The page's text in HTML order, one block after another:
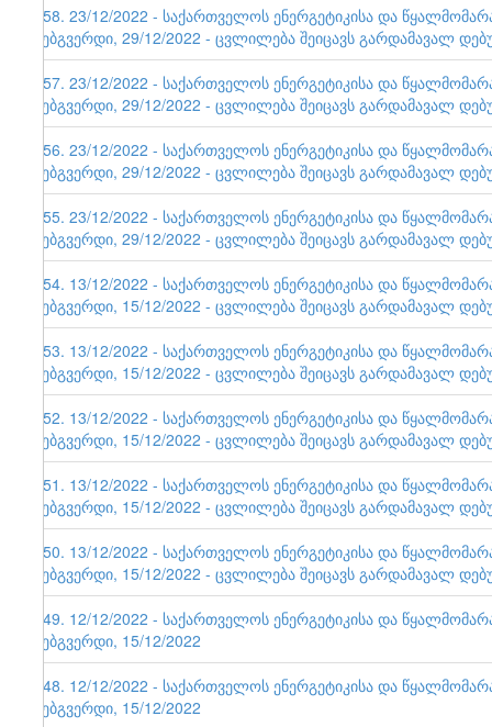
158. 23/12/2022 - საქართველოს ენერგეტიკისა და
ვებგვერდი, 29/12/2022 - ცვლილება შეიცავს გარდამავალ
157. 23/12/2022 - საქართველოს ენერგეტიკისა და
ვებგვერდი, 29/12/2022 - ცვლილება შეიცავს გარდამავალ
156. 23/12/2022 - საქართველოს ენერგეტიკისა და
ვებგვერდი, 29/12/2022 - ცვლილება შეიცავს გარდამავალ
155. 23/12/2022 - საქართველოს ენერგეტიკისა და
ვებგვერდი, 29/12/2022 - ცვლილება შეიცავს გარდამავალ
154. 13/12/2022 - საქართველოს ენერგეტიკისა და
ვებგვერდი, 15/12/2022 - ცვლილება შეიცავს გარდამავალ
153. 13/12/2022 - საქართველოს ენერგეტიკისა და
ვებგვერდი, 15/12/2022 - ცვლილება შეიცავს გარდამავალ
152. 13/12/2022 - საქართველოს ენერგეტიკისა და
ვებგვერდი, 15/12/2022 - ცვლილება შეიცავს გარდამავალ
151. 13/12/2022 - საქართველოს ენერგეტიკისა და
ვებგვერდი, 15/12/2022 - ცვლილება შეიცავს გარდამავალ
150. 13/12/2022 - საქართველოს ენერგეტიკისა და
ვებგვერდი, 15/12/2022 - ცვლილება შეიცავს გარდამავალ
149. 12/12/2022 - საქართველოს ენერგეტიკისა და
ვებგვერდი, 15/12/2022
148. 12/12/2022 - საქართველოს ენერგეტიკისა და
ვებგვერდი, 15/12/2022